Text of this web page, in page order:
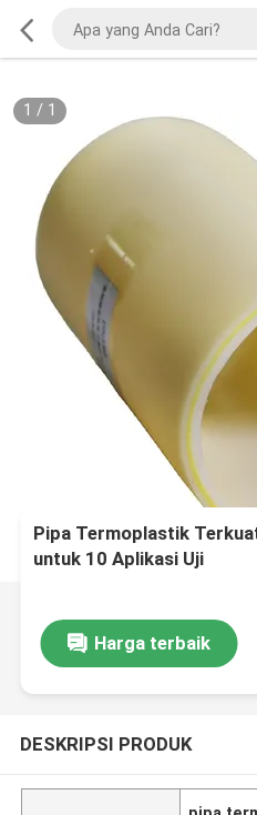
1 / 1
Pipa Termoplastik
untuk 10 Aplikasi Uji
Harga terbaik
DESKRIPSI PRODUK